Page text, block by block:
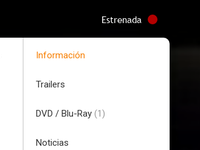
Estrenada
Información
Trailers
DVD / Blu-Ray (1)
Noticias